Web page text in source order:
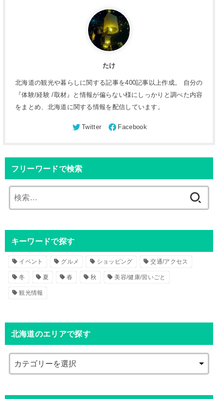
たけ
北海道の観光や暮らしに関する記事を400記事以上作成。 自分の
『体験/経験 /取材』と情報が偏らない様にしっかりと調べた内容
をまとめ、北海道に関する情報を配信しています。
フリーワードで検索
索
キーワードで探す
イベント グルメ ショッピング 交通/アクセス
冬 夏 春 秋 美容/健康/習いごと
観光情報
北海道のエリアで探す